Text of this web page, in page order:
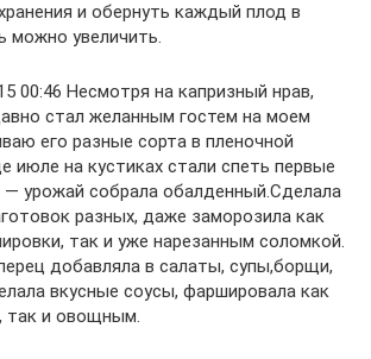
и обернуть каждый плод в
можно увеличить.
00:46 Несмотря на капризный нрав,
стал желанным гостем на моем
его разные сорта в пленочной
июле на кустиках стали спеть первые
— урожай собрала обалденный.Сделала
разных, даже заморозила как
так и уже нарезанным соломкой.
добавляла в салаты, супы,борщи,
вкусные соусы, фаршировала как
и овощным.